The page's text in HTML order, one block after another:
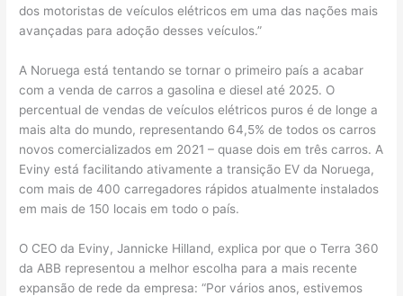
dos motoristas de veículos elétricos em uma das nações mais
avançadas para adoção desses veículos.”
A Noruega está tentando se tornar o primeiro país a acabar
com a venda de carros a gasolina e diesel até 2025. O
percentual de vendas de veículos elétricos puros é de longe a
mais alta do mundo, representando 64,5% de todos os carros
novos comercializados em 2021 – quase dois em três carros. A
Eviny está facilitando ativamente a transição EV da Noruega,
com mais de 400 carregadores rápidos atualmente instalados
em mais de 150 locais em todo o país.
O CEO da Eviny, Jannicke Hilland, explica por que o Terra 360
da ABB representou a melhor escolha para a mais recente
expansão de rede da empresa: “Por vários anos, estivemos